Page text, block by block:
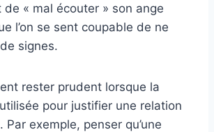
de « mal écouter » son ange
l’on se sent coupable de ne
signes.
rester prudent lorsque la
pour justifier une relation
Par exemple, penser qu’une